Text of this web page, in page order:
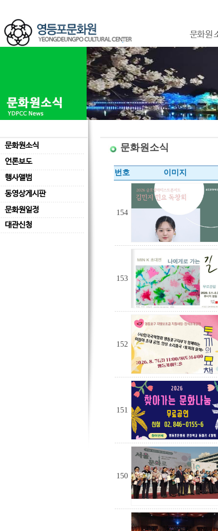
문화원
문화원소식
언론보도
행사앨범
동영상게시판
문화원일정
대관신청
문화원소식
번호 이미지
154
153
152
151
150